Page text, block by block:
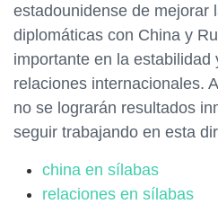
estadounidense de mejorar
diplomáticas con China y
importante en la estabilidad
relaciones internacionales.
no se lograrán resultados
seguir trabajando en esta
china en sílabas
relaciones en sílabas